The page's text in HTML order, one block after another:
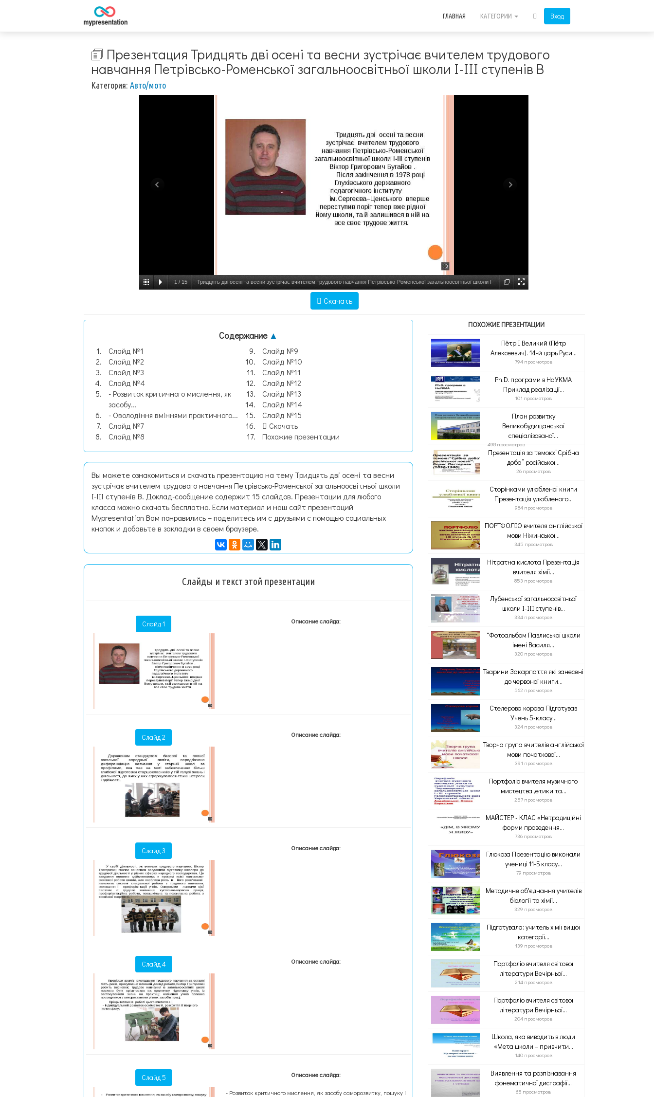
Вход
ГЛАВНАЯ КАТЕГОРИИ
🗊 Презентация Тридцять дві осені та весни зустрічає вчителем трудового
навчання Петрівсько-Роменської загальноосвітньої школи І-ІІІ ступенів В
Категория: Авто/мото
1 / 15 Тридцять дві осені та весни зустрічає вчителем трудового навчання Петрівсько-Роменської загальноосвітньої школи І-
Скачать
Содержание ▲
Слайд №1
Слайд №2
Слайд №3
Слайд №4
- Розвиток критичного мислення, як
засобу...
- Оволодіння вміннями практичного...
Слайд №7
Слайд №8
Слайд №9
Слайд №10
Слайд №11
Слайд №12
Слайд №13
Слайд №14
Слайд №15
Скачать
Похожие презентации
Вы можете ознакомиться и скачать презентацию на тему Тридцять дві осені та весни
зустрічає вчителем трудового навчання Петрівсько-Роменської загальноосвітньої школи
І-ІІІ ступенів В. Доклад-сообщение содержит 15 слайдов. Презентации для любого
класса можно скачать бесплатно. Если материал и наш сайт презентаций
Mypresentation Вам понравились – поделитесь им с друзьями с помощью социальных
кнопок и добавьте в закладки в своем браузере.
Слайды и текст этой презентации
Слайд 1 Описание слайда:
Слайд 2 Описание слайда:
Слайд 3 Описание слайда:
Слайд 4 Описание слайда:
Слайд 5 Описание слайда:
- Розвиток критичного мислення, як засобу саморозвитку, пошуку і
ПОХОЖИЕ ПРЕЗЕНТАЦИИ
Пётр I Великий (Пётр
Алексеевич). 14-й царь Руси...
794 просмотров
Ph.D. програми в НаУКМА
Приклад реалізації...
101 просмотров
План розвитку
Великобудищанської
спеціалізованої...
498 просмотров
Презентація за темою:“Срібна
доба” російської...
26 просмотров
Сторінками улюбленої книги
Презентація улюбленого...
984 просмотров
ПОРТФОЛІО вчителя англійської
мови Ніжинської...
345 просмотров
Нітратна кислота Презентація
вчителя хімії...
853 просмотров
Лубенської загальноосвітньої
школи I-III ступенів...
334 просмотров
"Фотоальбом Павлиської школи
імені Василя...
320 просмотров
Тварини Закарпаття які занесені
до червоної книги...
562 просмотров
Стелерова корова Підготував
Учень 5-класу...
324 просмотров
Творча група вчителів англійської
мови початкової...
391 просмотров
Портфоліо вчителя музичного
мистецтва ,етики та...
257 просмотров
МАЙСТЕР - КЛАС «Нетрадиційні
форми проведення...
736 просмотров
Глюкоза Презентацію виконали
учениці 11-Б класу...
79 просмотров
Методичне об'єднання учителів
біології та хімії...
329 просмотров
Підготувала: учитель хімії вищої
категорії...
139 просмотров
Портфоліо вчителя світової
літератури Вечірньої...
214 просмотров
Портфоліо вчителя світової
літератури Вечірньої...
204 просмотров
Школа, яка виводить в люди
«Мета школи – привчити...
140 просмотров
Виявлення та розпізнавання
фонематичної дисграфії...
65 просмотров